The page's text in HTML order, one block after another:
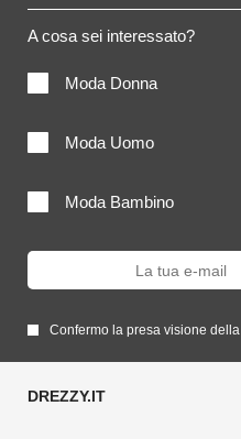
A cosa sei interessato?
Moda Donna
Moda Uomo
Moda Bambino
Confermo la presa visione della